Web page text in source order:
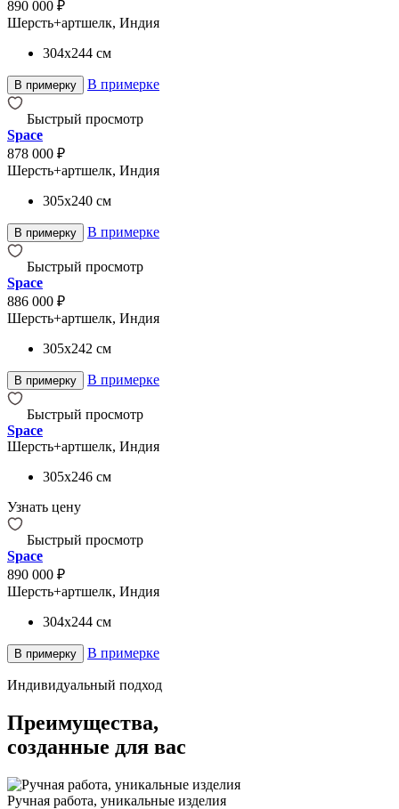
890 000 ₽
Шерсть+артшелк, Индия
304x244 см
В примерку В примерке
Быстрый просмотр
Space
878 000 ₽
Шерсть+артшелк, Индия
305x240 см
В примерку В примерке
Быстрый просмотр
Space
886 000 ₽
Шерсть+артшелк, Индия
305x242 см
В примерку В примерке
Быстрый просмотр
Space
Шерсть+артшелк, Индия
305x246 см
Узнать цену
Быстрый просмотр
Space
890 000 ₽
Шерсть+артшелк, Индия
304x244 см
В примерку В примерке
Индивидуальный подход
Преимущества,
созданные для вас
Ручная работа, уникальные изделия